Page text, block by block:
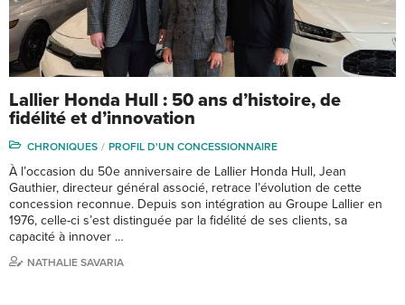
Lallier Honda Hull : 50 ans d’histoire, de
fidélité et d’innovation
CHRONIQUES PROFIL D'UN CONCESSIONNAIRE
À l’occasion du 50e anniversaire de Lallier Honda Hull, Jean
Gauthier, directeur général associé, retrace l’évolution de cette
concession reconnue. Depuis son intégration au Groupe Lallier en
1976, celle-ci s’est distinguée par la fidélité de ses clients, sa
capacité à innover …
NATHALIE SAVARIA